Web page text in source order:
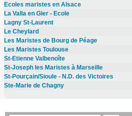
Ecoles maristes en Alsace
La Valla en Gier - Ecole
Lagny St-Laurent
Le Cheylard
Les Maristes de Bourg de Péage
Les Maristes Toulouse
St-Etienne Valbenoîte
St-Joseph les Maristes à Marseille
St-Pourçain/Sioule - N.D. des Victoires
Ste-Marie de Chagny